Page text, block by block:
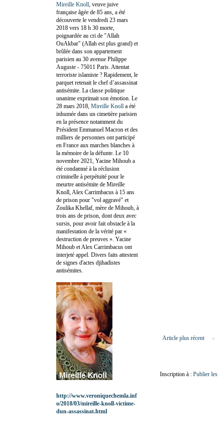
Article plus récent
Inscription à : Publier
Mireille Knoll , veuve juive
française âgée de 85 ans, a été
découverte le vendredi 23 mars
2018 vers 18 h 30 morte,
poignardée au cri de "Allah
OuAkbar" (Allah est plus grand) et
brûlée dans son appartement
parisien au 30 avenue Philippe
Auguste - 75011 Paris. Attentat
terroriste islamiste ? Rapidement, le
parquet retenait le chef d’assassinat
antisémite. La classe politique
unanime exprimait son émotion. Le
28 mars 2018, Mireille Knoll a été
inhumée dans un cimetière parisien
en la présence notamment du
Président Emmanuel Macron et des
milliers de personnes ont participé
en France aux marches blanches à
la mémoire de la défunte. Le 10
novembre 2021, Yacine Mihoub a
été condamné à la réclusion
criminelle à perpétuité pour le
meurtre antisémite de Mireille
Knoll, Alex Carrimbacus à 15 ans
de prison pour "vol aggravé" et
Zoulika Khellaf, mère de Mihoub, à
trois ans de prison, dont deux avec
sursis, pour avoir fait obstacle à la
manifestation de la vérité par «
destruction de preuves ». Yacine
Mihoub et Alex Carrimbacus ont
interjeté appel. Divers faits attestent
de signes d'actes djihadistes
antisémites.
http://www.veroniquechemla.inf
o/2018/03/mireille-knoll-victime-
dun-assassinat.html